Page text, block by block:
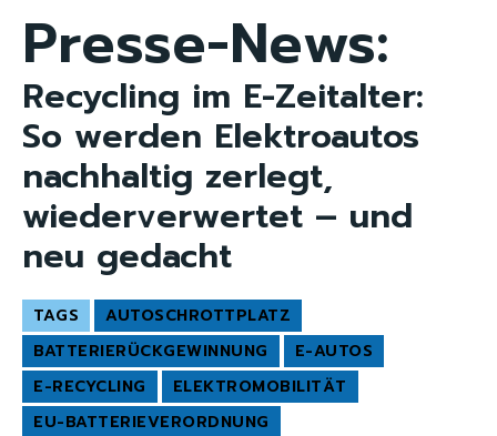
Presse-News:
Recycling im E-Zeitalter:
So werden Elektroautos
nachhaltig zerlegt,
wiederverwertet – und
neu gedacht
TAGS
AUTOSCHROTTPLATZ
BATTERIERÜCKGEWINNUNG
E-AUTOS
E-RECYCLING
ELEKTROMOBILITÄT
EU-BATTERIEVERORDNUNG